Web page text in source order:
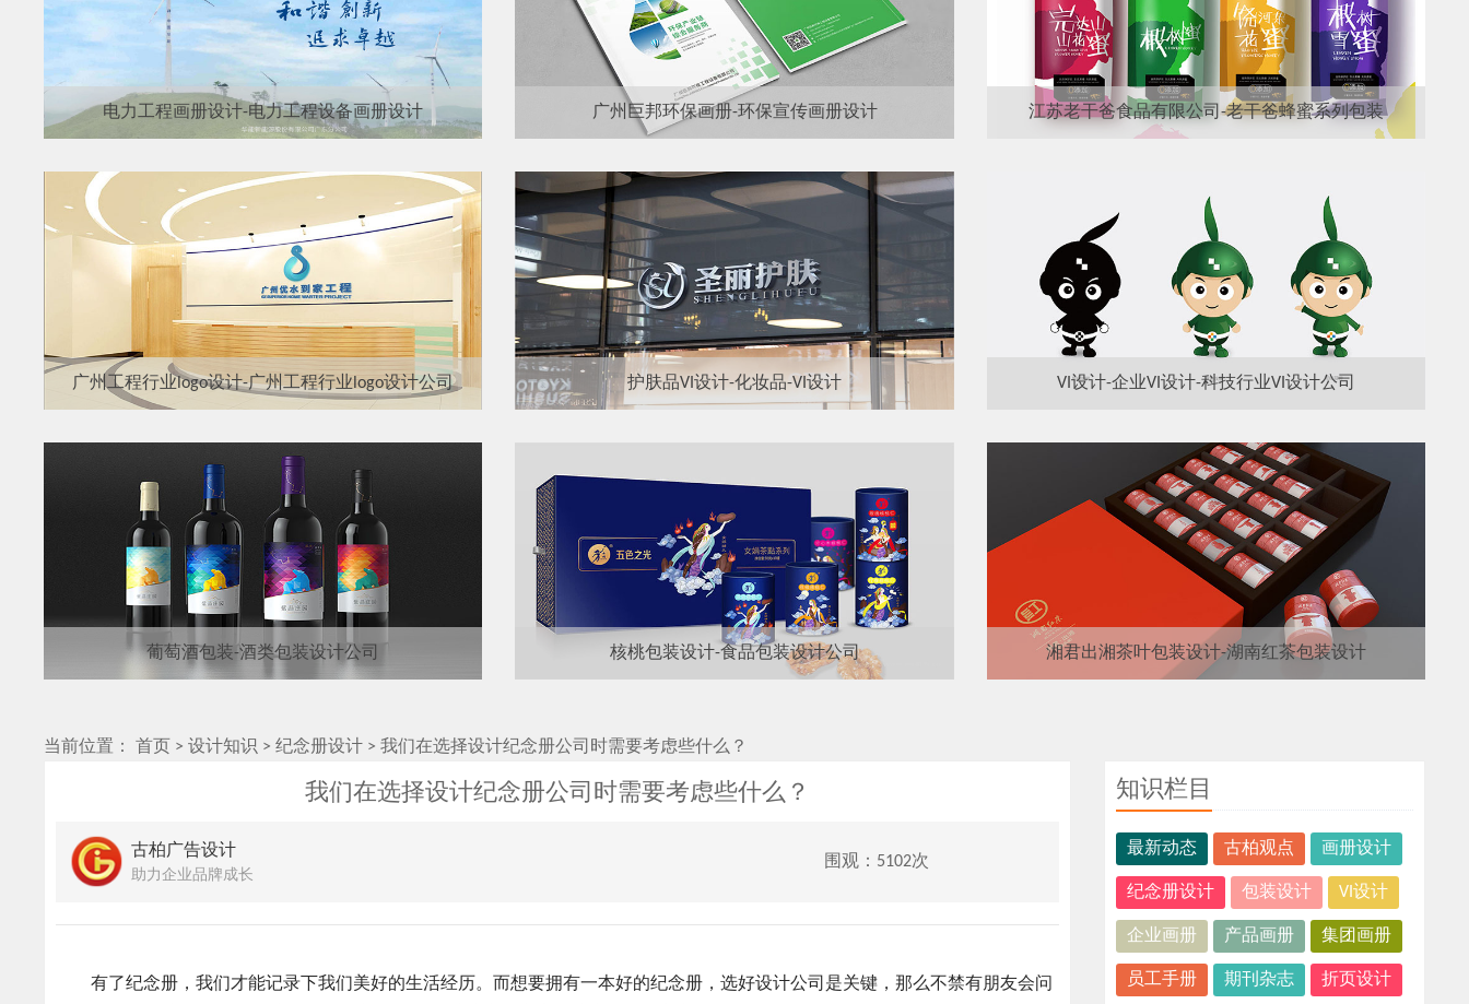
电力工程画册设计-电力工程设备画册设计 广州巨邦环保画册-环保宣传画册设计 江苏老干爸食品有限公司-老干爸蜂蜜系列包装
广州工程行业logo设计-广州工程行业logo设计公司 护肤品VI设计-化妆品-VI设计 VI设计-企业VI设计-科技行业VI设计公司
葡萄酒包装-酒类包装设计公司 核桃包装设计-食品包装设计公司 湘君出湘茶叶包装设计-湖南红茶包装设计
当前位置： 首页 >设计知识 >纪念册设计 >我们在选择设计纪念册公司时需要考虑些什么？
我们在选择设计纪念册公司时需要考虑些什么？
古柏广告设计
助力企业品牌成长
围观：5102次
有了纪念册，我们才能记录下我们美好的生活经历。而想要拥有一本好的纪念册，选好设计公司是关键，那么不禁有朋友会问
知识栏目
最新动态 古柏观点 画册设计
纪念册设计 包装设计 VI设计
企业画册 产品画册 集团画册
员工手册 期刊杂志 折页设计